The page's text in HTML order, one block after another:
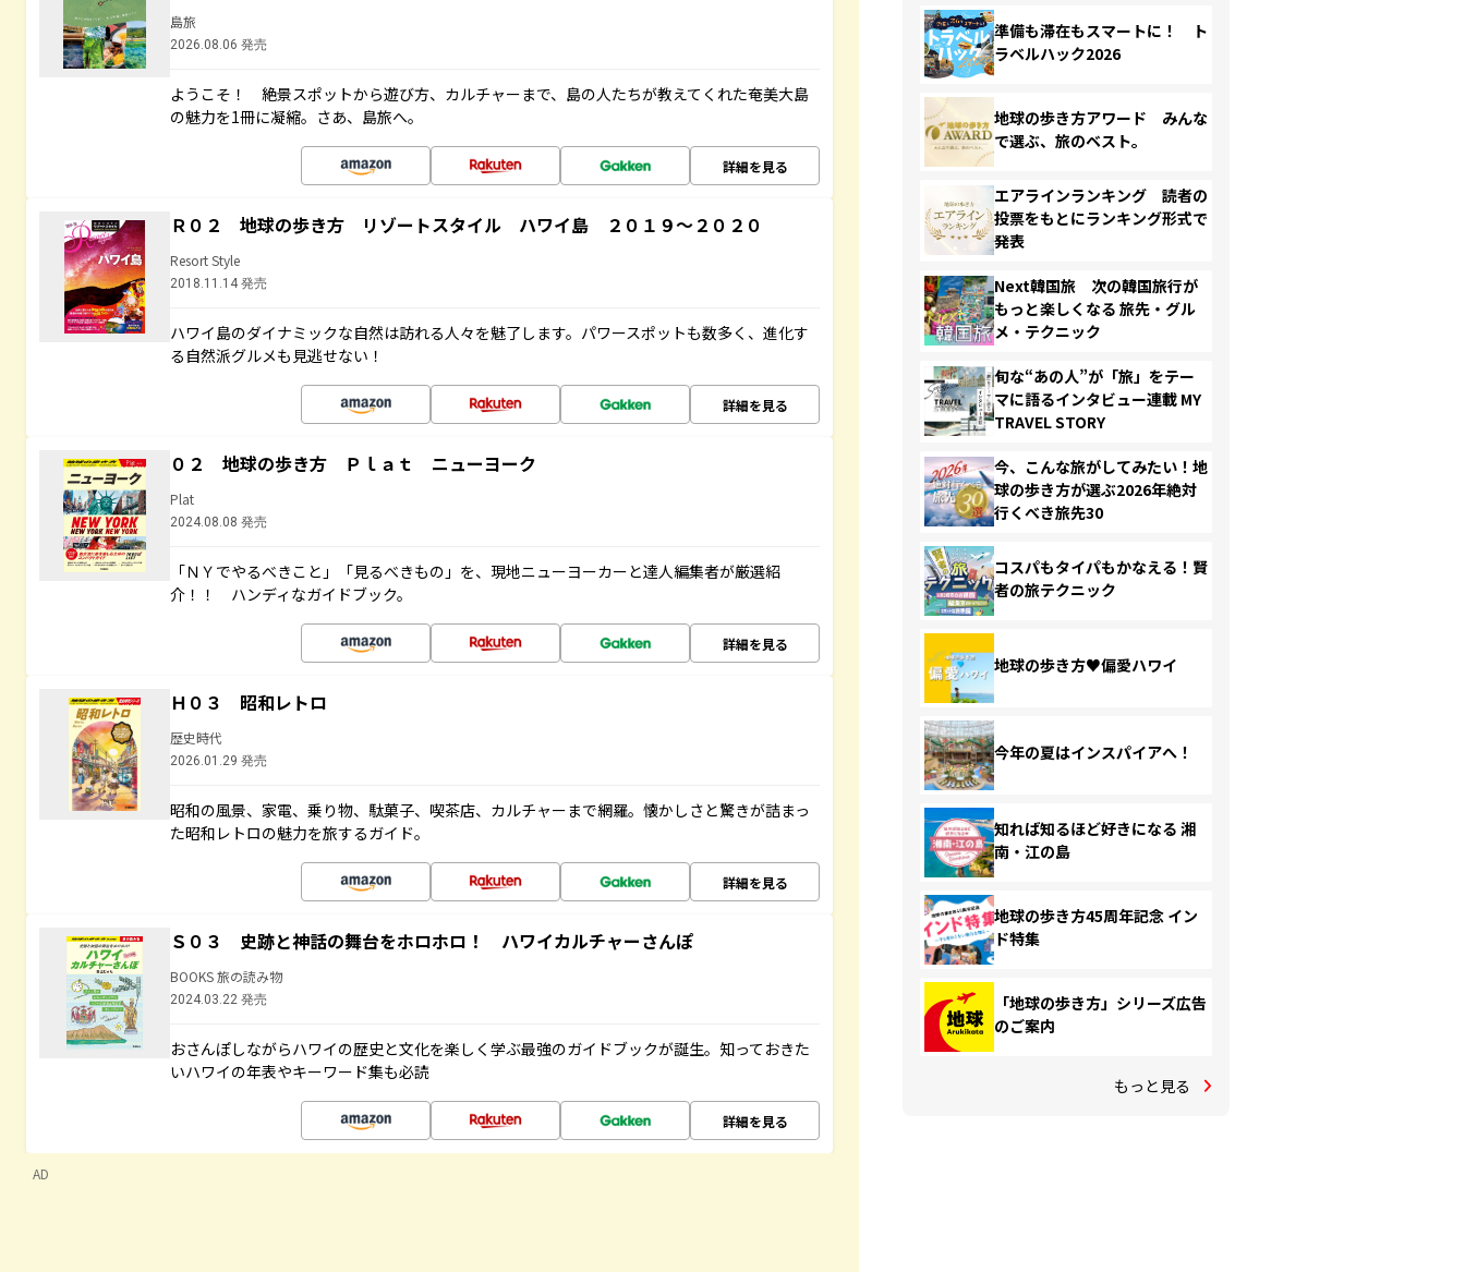
島旅
2026.08.06 発売
ようこそ！ 絶景スポットから遊び方、カルチャーまで、島の人たちが教えてくれた奄美大島
の魅力を1冊に凝縮。さあ、島旅へ。
詳細を見る
Ｒ０２ 地球の歩き方 リゾートスタイル ハワイ島 ２０１９～２０２０
Resort Style
2018.11.14 発売
ハワイ島のダイナミックな自然は訪れる人々を魅了します。パワースポットも数多く、進化す
る自然派グルメも見逃せない！
詳細を見る
０２ 地球の歩き方 Ｐｌａｔ ニューヨーク
Plat
2024.08.08 発売
「ＮＹでやるべきこと」「見るべきもの」を、現地ニューヨーカーと達人編集者が厳選紹
介！！ ハンディなガイドブック。
詳細を見る
Ｈ０３ 昭和レトロ
歴史時代
2026.01.29 発売
昭和の風景、家電、乗り物、駄菓子、喫茶店、カルチャーまで網羅。懐かしさと驚きが詰まっ
た昭和レトロの魅力を旅するガイド。
詳細を見る
Ｓ０３ 史跡と神話の舞台をホロホロ！ ハワイカルチャーさんぽ
BOOKS 旅の読み物
2024.03.22 発売
おさんぽしながらハワイの歴史と文化を楽しく学ぶ最強のガイドブックが誕生。知っておきた
いハワイの年表やキーワード集も必読
詳細を見る
AD
準備も滞在もスマートに！ ト
ラベルハック2026
地球の歩き方アワード みんな
で選ぶ、旅のベスト。
エアラインランキング 読者の
投票をもとにランキング形式で
発表
Next韓国旅 次の韓国旅行が
もっと楽しくなる 旅先・グル
メ・テクニック
旬な“あの人”が「旅」をテー
マに語るインタビュー連載 MY
TRAVEL STORY
今、こんな旅がしてみたい！地
球の歩き方が選ぶ2026年絶対
行くべき旅先30
コスパもタイパもかなえる！賢
者の旅テクニック
地球の歩き方♥偏愛ハワイ
今年の夏はインスパイアへ！
知れば知るほど好きになる 湘
南・江の島
地球の歩き方45周年記念 イン
ド特集
「地球の歩き方」シリーズ広告
のご案内
もっと見る